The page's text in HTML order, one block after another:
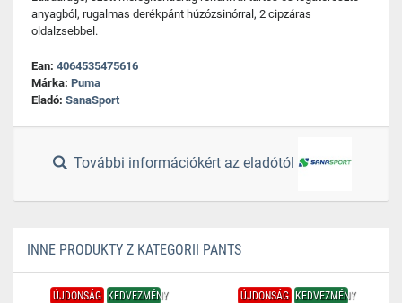
anyagból, rugalmas derékpánt húzózsinórral, 2 cipzáras
oldalzsebbel.
Ean: 4064535475616
Márka: Puma
Eladó: SanaSport
További információkért az eladótól
INNE PRODUKTY Z KATEGORII PANTS
ÚJDONSÁG KEDVEZMÉNY ÚJDONSÁG KEDVEZMÉNY